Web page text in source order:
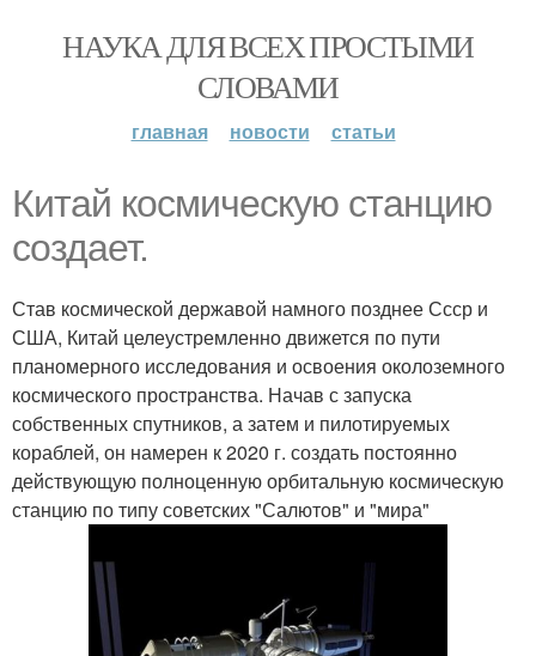
НАУКА ДЛЯ ВСЕХ ПРОСТЫМИ
СЛОВАМИ
главная новости статьи
Китай космическую станцию
создает.
Став космической державой намного позднее Ссср и
США, Китай целеустремленно движется по пути
планомерного исследования и освоения околоземного
космического пространства. Начав с запуска
собственных спутников, а затем и пилотируемых
кораблей, он намерен к 2020 г. создать постоянно
действующую полноценную орбитальную космическую
станцию по типу советских "Салютов" и "мира"